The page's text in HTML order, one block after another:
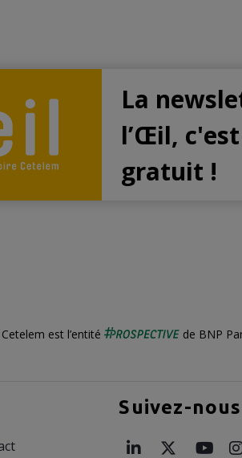
La
l’Œil,
gratuit !
est l’entité de BNP
Suivez-nous